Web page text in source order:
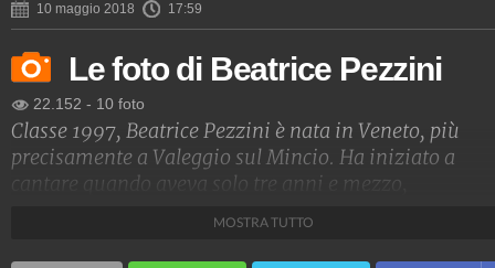
10 maggio 2018 17:59
Le foto di Beatrice Pezzini
22.152 - 10 foto
Classe 1997, Beatrice Pezzini è nata in Veneto, più
precisamente a Valeggio sul Mincio. Ha iniziato a
cantare quando aveva solo tre anni e mezzo,
Nel 2018 è entrata nel team di J-Ax nella trasmissione
MOSTRA TUTTO